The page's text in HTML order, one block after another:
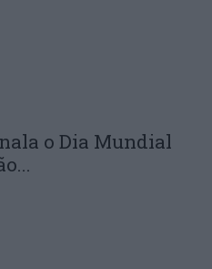
o Dia Mundial